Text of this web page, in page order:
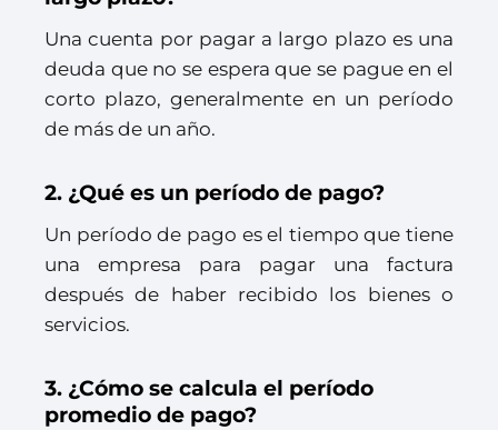
Una cuenta por pagar a largo plazo es una
deuda que no se espera que se pague en el
corto plazo, generalmente en un período
de más de un año.
2. ¿Qué es un período de pago?
Un período de pago es el tiempo que tiene
una empresa para pagar una factura
después de haber recibido los bienes o
servicios.
3. ¿Cómo se calcula el período
promedio de pago?